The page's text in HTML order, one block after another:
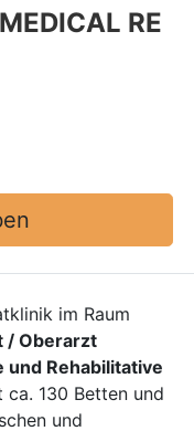
RE
im Raum
/ Oberarzt
und Rehabilitative
ca. 130 Betten und
und